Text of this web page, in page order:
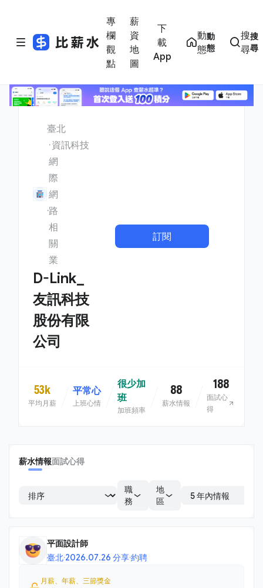
專
欄
觀
點
薪
資
地
圖
下
載
App
動
態
動
態
搜
尋
搜
尋
臺北
資訊科技
網
際
網
路
相
關
業
D-Link_
友訊科技
股份有限
公司
訂閱
53k
平均月薪
平常心
上班心情
很少加
班
加班頻率
88
薪水情報
188
面試心
得
薪水情報面試心得
職
務
地
區
平面設計師
臺北·2026.07.26 分享·約聘
月薪、年薪、三節獎金